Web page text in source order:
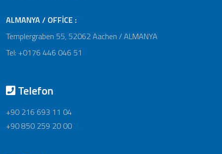
ALMANYA / OFFİCE :
Templergraben 55, 52062 Aachen / ALMANYA
Tel: +0176 446 046 51
Telefon
+90 216 693 11 04
+90 850 259 20 00